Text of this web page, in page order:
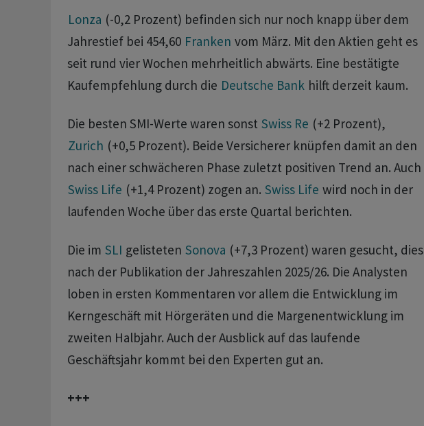
Lonza (-0,2 Prozent) befinden sich nur noch knapp über dem
Jahrestief bei 454,60 Franken vom März. Mit den Aktien geht es
seit rund vier Wochen mehrheitlich abwärts. Eine bestätigte
Kaufempfehlung durch die Deutsche Bank hilft derzeit kaum.
Die besten SMI-Werte waren sonst Swiss Re (+2 Prozent),
Zurich (+0,5 Prozent). Beide Versicherer knüpfen damit an den
nach einer schwächeren Phase zuletzt positiven Trend an. Auch
Swiss Life (+1,4 Prozent) zogen an. Swiss Life wird noch in der
laufenden Woche über das erste Quartal berichten.
Die im SLI gelisteten Sonova (+7,3 Prozent) waren gesucht, dies
nach der Publikation der Jahreszahlen 2025/26. Die Analysten
loben in ersten Kommentaren vor allem die Entwicklung im
Kerngeschäft mit Hörgeräten und die Margenentwicklung im
zweiten Halbjahr. Auch der Ausblick auf das laufende
Geschäftsjahr kommt bei den Experten gut an.
+++